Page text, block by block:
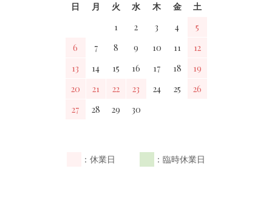
日 月 火 水 木 金
土
1
2 3 4
5
6
7 8 9 10 11
12
13
14 15 16 17 18
19
20
21 22 23 24 25
26
27
28 29 30
：休業日 ：臨時休業日